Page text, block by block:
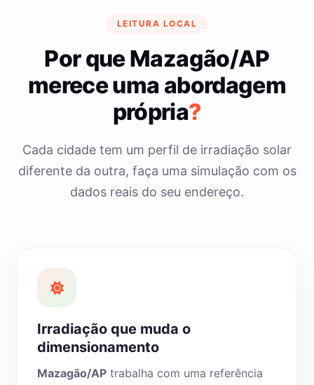
LEITURA LOCAL
Por que Mazagão/AP
merece uma abordagem
própria?
Cada cidade tem um perfil de irradiação solar
diferente da outra, faça uma simulação com os
dados reais do seu endereço.
Irradiação que muda o
dimensionamento
Mazagão/AP trabalha com uma referência